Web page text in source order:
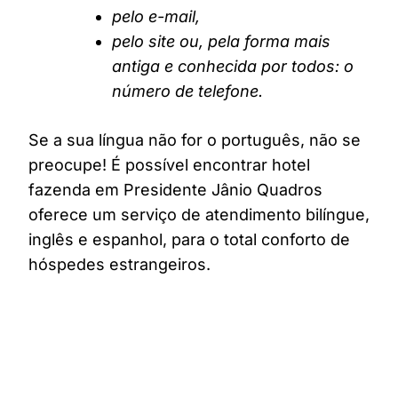
pelo e-mail,
pelo site ou, pela forma mais
antiga e conhecida por todos: o
número de telefone.
Se a sua língua não for o português, não se
preocupe! É possível encontrar hotel
fazenda em Presidente Jânio Quadros
oferece um serviço de atendimento bilíngue,
inglês e espanhol, para o total conforto de
hóspedes estrangeiros.